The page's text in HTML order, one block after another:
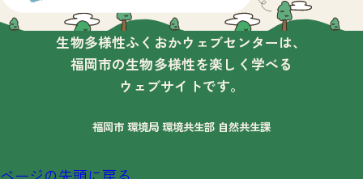
生物多様性ふくおかウェブセンターは、
福岡市の生物多様性を楽しく学べる
ウェブサイトです。
福岡市 環境局 環境共生部 自然共生課